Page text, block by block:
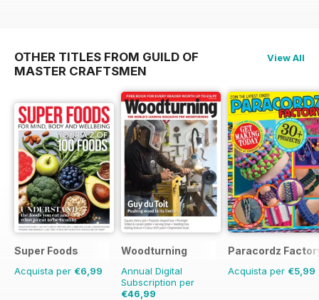
OTHER TITLES FROM GUILD OF
MASTER CRAFTSMEN
View All
Super Foods
Acquista per €6,99
Woodturning
Annual Digital
Subscription per
€46,99
Paracordz
Acquista per €5,99